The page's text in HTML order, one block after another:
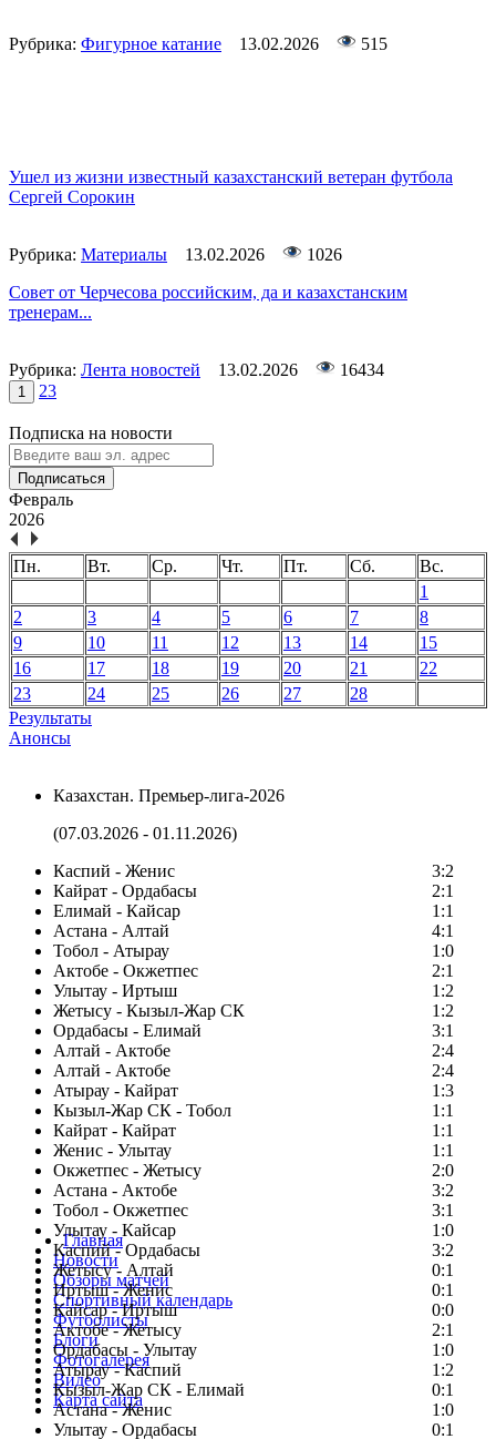
Рубрика: Фигурное катание 13.02.2026 515
Ушел из жизни известный казахстанский ветеран футбола
Сергей Сорокин
Рубрика: Материалы 13.02.2026
1026
Совет от Черчесова российским, да и казахстанским
тренерам...
Рубрика: Лента новостей 13.02.2026 16434
1 23
Подписка на новости
Подписаться
Февраль
2026
Пн. Вт. Ср. Чт. Пт. Сб.
Вс.
1
2
3 4 5 6 7
8
9
10 11 12 13 14
15
16
17 18 19 20 21
22
23
24 25 26 27
28
Результаты
Анонсы
Казахстан. Премьер-лига-2026
(07.03.2026 - 01.11.2026)
Каспий - Женис
3:2
Кайрат - Ордабасы
2:1
Елимай - Кайсар
1:1
Астана - Алтай
4:1
Тобол - Атырау
1:0
Актобе - Окжетпес
2:1
Улытау - Иртыш
1:2
Жетысу - Кызыл-Жар СК
1:2
Ордабасы - Елимай
3:1
Алтай - Актобе
2:4
Алтай - Актобе
2:4
Атырау - Кайрат
1:3
Кызыл-Жар СК - Тобол
1:1
Кайрат - Кайрат
1:1
Женис - Улытау
1:1
Окжетпес - Жетысу
2:0
Астана - Актобе
3:2
Тобол - Окжетпес
3:1
Улытау - Кайсар
1:0
Каспий - Ордабасы
3:2
Жетысу - Алтай
0:1
Иртыш - Женис
0:1
Кайсар - Иртыш
0:0
Актобе - Жетысу
2:1
Ордабасы - Улытау
1:0
Атырау - Каспий
1:2
Кызыл-Жар СК - Елимай
0:1
Астана - Женис
1:0
Улытау - Ордабасы
0:1
Главная
Новости
Обзоры матчей
Спортивный календарь
Футболисты
Блоги
Фотогалерея
Видео
Карта сайта